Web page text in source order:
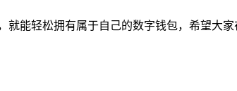
就能轻松拥有属于自己的数字钱包，希望大